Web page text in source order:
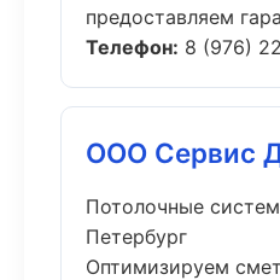
предоставляем
Телефон: 8 (976)
ООО Сервис
Потолочные
Петербург
Оптимизируем